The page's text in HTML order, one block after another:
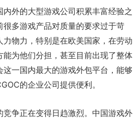
外的大型游戏公司积累丰富经验之
多游戏产品对质量的要求过于苛
物力，特别是在欧美国家，在劳动
为他们分担，甚至目前出现了整体
一国内最大的游戏外包平台，能够
的企业公司提供便利。
争正在变得日趋激烈。中国游戏外